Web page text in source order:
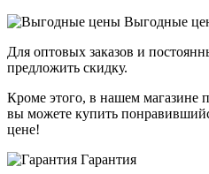
Выгодные
Для оптовых заказов и
предложить скидку.
Кроме этого, в нашем магазине
вы можете купить
цене!
Гарантия